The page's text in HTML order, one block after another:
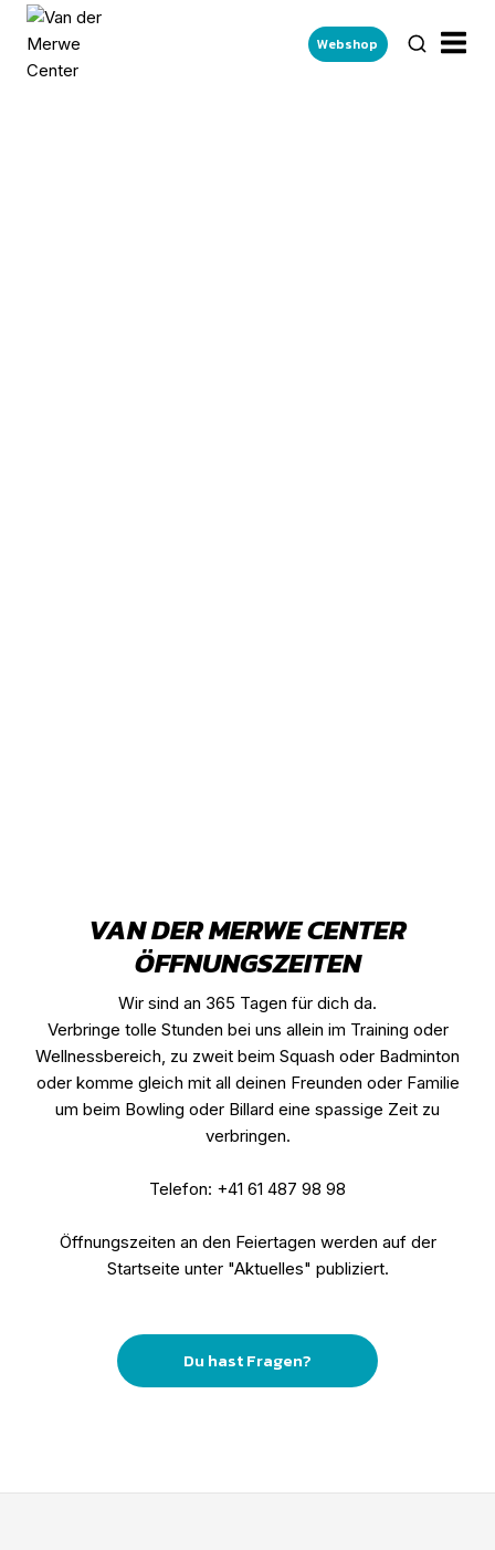
Webshop
VAN DER MERWE CENTER
ÖFFNUNGSZEITEN
Wir sind an 365 Tagen für dich da.
Verbringe tolle Stunden bei uns allein im Training oder
Wellnessbereich, zu zweit beim Squash oder Badminton
oder komme gleich mit all deinen Freunden oder Familie
um beim Bowling oder Billard eine spassige Zeit zu
verbringen.
Telefon: +41 61 487 98 98
Öffnungszeiten an den Feiertagen werden auf der
Startseite unter "Aktuelles" publiziert.
Du hast Fragen?